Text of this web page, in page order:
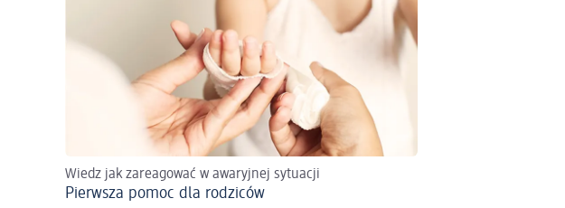
Wiedz jak zareagować w awaryjnej sytuacji
Pierwsza pomoc dla rodziców